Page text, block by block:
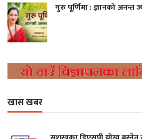
गुरु पूर्णिमा : ज्ञानको अनन्त
खास खबर